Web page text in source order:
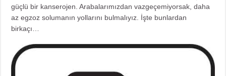
güçlü bir kanserojen. Arabalarımızdan vazgeçemiyorsak, daha
az egzoz solumanın yollarını bulmalıyız. İşte bunlardan
birkaçı…